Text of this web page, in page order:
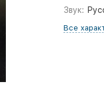
Звук:
Все